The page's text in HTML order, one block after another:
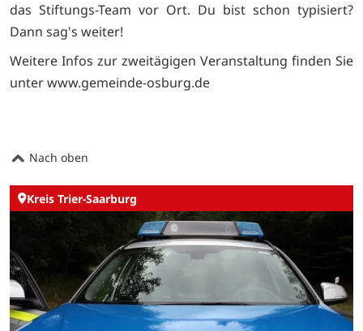
das Stiftungs-Team vor Ort. Du bist schon typisiert?
Dann sag's weiter!
Weitere Infos zur zweitägigen Veranstaltung finden Sie
unter www.gemeinde-osburg.de
Nach oben
Kreis Trier-Saarburg